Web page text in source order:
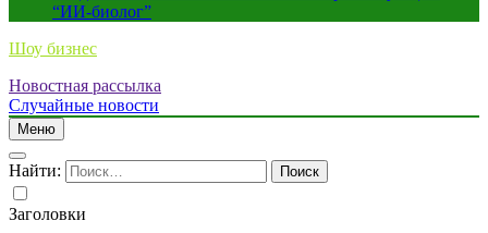
“ИИ-биолог”
Шоу бизнес
Новостная рассылка
Случайные новости
Меню
Найти:
Заголовки